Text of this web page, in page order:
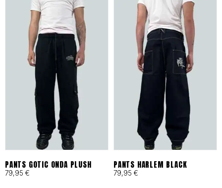
en Barcelona bajo principios
de moda ética y
responsable desde 1993.
Cortes Funcionales:
Ergonomía pensada para
skaters, artistas y mentes
activas que exigen libertad
total.
PANTS GOTIC ONDA PLUSH
79,95 €
PANTS HARLEM BLACK
79,95 €